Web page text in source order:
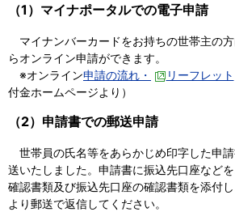
（1）マイナポータルでの電子申請
マイナンバーカードをお持ちの世帯主の
らオンライン申請ができます。
※オンライン申請の流れ・ リーフレット
付金ホームページより）
（2）申請書での郵送申請
世帯員の氏名等をあらかじめ印字した申
送いたしました。申請書に振込先口座など
確認書類及び振込先口座の確認書類を添付
より郵送で返信してください。